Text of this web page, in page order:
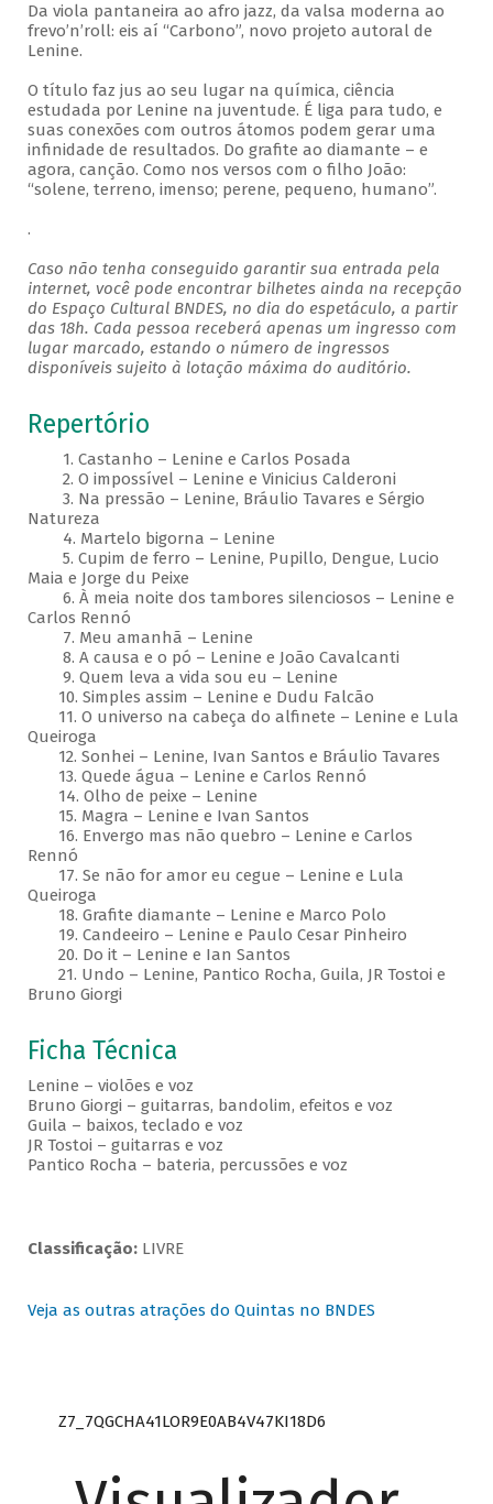
Da viola pantaneira ao afro jazz, da valsa moderna ao
frevo’n’roll: eis aí “Carbono”, novo projeto autoral de
Lenine.
O título faz jus ao seu lugar na química, ciência
estudada por Lenine na juventude. É liga para tudo, e
suas conexões com outros átomos podem gerar uma
infinidade de resultados. Do grafite ao diamante – e
agora, canção. Como nos versos com o filho João:
“solene, terreno, imenso; perene, pequeno, humano”.
.
Caso não tenha conseguido garantir sua entrada pela
internet, você pode encontrar bilhetes ainda na recepção
do Espaço Cultural BNDES, no dia do espetáculo, a partir
das 18h. Cada pessoa receberá apenas um ingresso com
lugar marcado, estando o número de ingressos
disponíveis sujeito à lotação máxima do auditório.
Repertório
1. Castanho – Lenine e Carlos Posada
2. O impossível – Lenine e Vinicius Calderoni
3. Na pressão – Lenine, Bráulio Tavares e Sérgio
Natureza
4. Martelo bigorna – Lenine
5. Cupim de ferro – Lenine, Pupillo, Dengue, Lucio
Maia e Jorge du Peixe
6. À meia noite dos tambores silenciosos – Lenine e
Carlos Rennó
7. Meu amanhã – Lenine
8. A causa e o pó – Lenine e João Cavalcanti
9. Quem leva a vida sou eu – Lenine
10. Simples assim – Lenine e Dudu Falcão
11. O universo na cabeça do alfinete – Lenine e Lula
Queiroga
12. Sonhei – Lenine, Ivan Santos e Bráulio Tavares
13. Quede água – Lenine e Carlos Rennó
14. Olho de peixe – Lenine
15. Magra – Lenine e Ivan Santos
16. Envergo mas não quebro – Lenine e Carlos
Rennó
17. Se não for amor eu cegue – Lenine e Lula
Queiroga
18. Grafite diamante – Lenine e Marco Polo
19. Candeeiro – Lenine e Paulo Cesar Pinheiro
20. Do it – Lenine e Ian Santos
21. Undo – Lenine, Pantico Rocha, Guila, JR Tostoi e
Bruno Giorgi
Ficha Técnica
Lenine – violões e voz
Bruno Giorgi – guitarras, bandolim, efeitos e voz
Guila – baixos, teclado e voz
JR Tostoi – guitarras e voz
Pantico Rocha – bateria, percussões e voz
Classificação: LIVRE
Veja as outras atrações do Quintas no BNDES
Z7_7QGCHA41LOR9E0AB4V47KI18D6